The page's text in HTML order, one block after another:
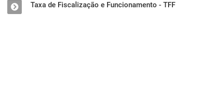
Taxa de Fiscalização e Funcionamento - TFF